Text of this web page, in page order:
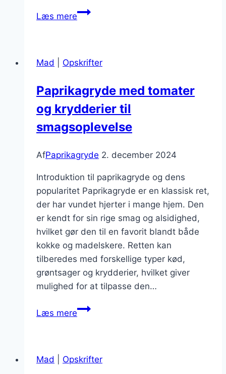
Læs merePaprikagryde
den
Mad Opskrifter
Paprikagryde med tomater
og krydderier til
smagsoplevelse
AfPaprikagryde 2. december 2024
Introduktion til paprikagryde og dens
popularitet Paprikagryde er en klassisk ret,
der har vundet hjerter i mange hjem. Den
er kendt for sin rige smag og alsidighed,
hvilket gør den til en favorit blandt både
kokke og madelskere. Retten kan
tilberedes med forskellige typer kød,
grøntsager og krydderier, hvilket giver
mulighed for at tilpasse den…
Læs merePaprikagryde
krydderier
Mad Opskrifter